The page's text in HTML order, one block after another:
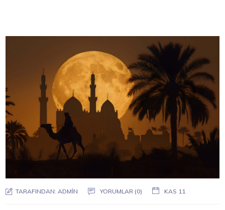
TARAFINDAN: ADMIN YORUMLAR (0) KAS 11